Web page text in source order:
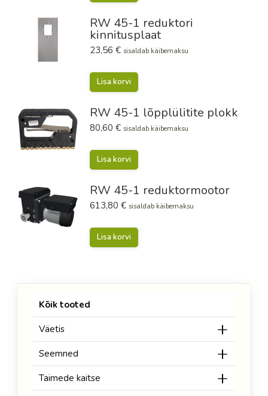
RW 45-1 reduktori
kinnitusplaat
23,56 € sisaldab käibemaksu
Lisa korvi
RW 45-1 lõpplülitite plokk
80,60 € sisaldab käibemaksu
Lisa korvi
RW 45-1 reduktormootor
613,80 € sisaldab käibemaksu
Lisa korvi
Kõik tooted
Väetis
Seemned
Taimede kaitse